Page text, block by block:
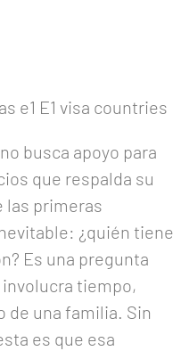
busca apoyo para
que respalda su
las primeras
¿quién tiene
Es una pregunta
tiempo,
de una familia. Sin
es que esa